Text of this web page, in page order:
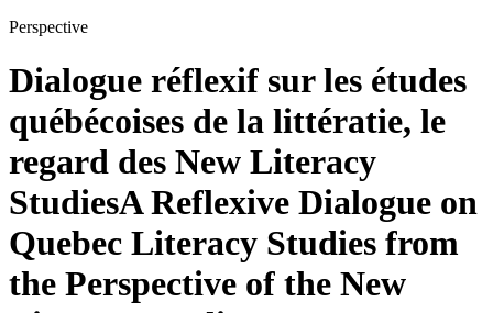
Perspective
Dialogue réflexif sur les études
québécoises de la littératie, le
regard des New Literacy
StudiesA Reflexive Dialogue on
Quebec Literacy Studies from
the Perspective of the New